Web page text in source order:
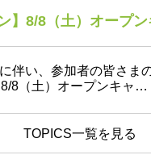
】8/8（土）オープ
伴い、参加者の皆さま
8（土）オープンキャ…
TOPICS一覧を見る